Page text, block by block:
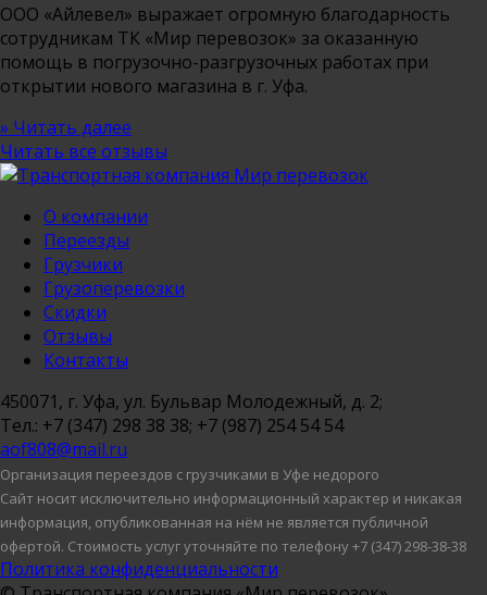
ООО «Айлевел» выражает огромную благодарность
сотрудникам ТК «Мир перевозок» за оказанную
помощь в погрузочно-разгрузочных работах при
открытии нового магазина в г. Уфа.
» Читать далее
Читать все отзывы
О компании
Переезды
Грузчики
Грузоперевозки
Скидки
Отзывы
Контакты
450071, г. Уфа, ул. Бульвар Молодежный, д. 2;
Тел.: +7 (347) 298 38 38; +7 (987) 254 54 54
aof808@mail.ru
Организация переездов с грузчиками в Уфе недорого
Сайт носит исключительно информационный характер и никакая
информация, опубликованная на нём не является публичной
офертой. Стоимость услуг уточняйте по телефону +7 (347) 298-38-38
Политика конфиденциальности